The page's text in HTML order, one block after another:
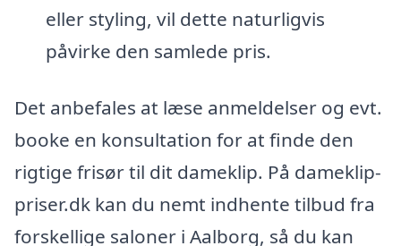
eller styling, vil dette naturligvis
påvirke den samlede pris.
Det anbefales at læse anmeldelser og evt.
booke en konsultation for at finde den
rigtige frisør til dit dameklip. På dameklip-
priser.dk kan du nemt indhente tilbud fra
forskellige saloner i Aalborg, så du kan